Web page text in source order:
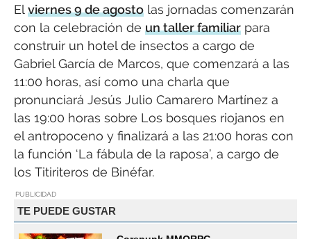
El viernes 9 de agosto las jornadas comenzarán
con la celebración de un taller familiar para
construir un hotel de insectos a cargo de
Gabriel García de Marcos, que comenzará a las
11:00 horas, así como una charla que
pronunciará Jesús Julio Camarero Martínez a
las 19:00 horas sobre Los bosques riojanos en
el antropoceno y finalizará a las 21:00 horas con
la función ‘La fábula de la raposa’, a cargo de
los Titiriteros de Binéfar.
PUBLICIDAD
TE PUEDE GUSTAR